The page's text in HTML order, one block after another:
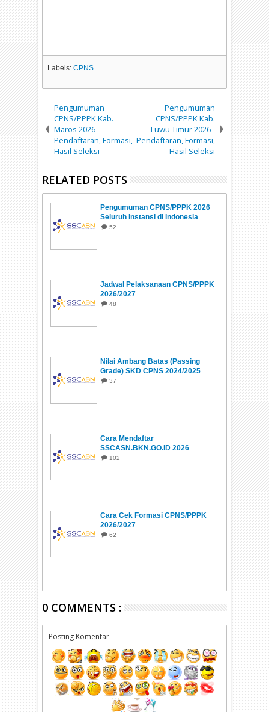
Labels:CPNS
Pengumuman
CPNS/PPPK Kab.
Maros 2026 -
Pendaftaran, Formasi,
Hasil Seleksi
Pengumuman
CPNS/PPPK Kab.
Luwu Timur 2026 -
Pendaftaran, Formasi,
Hasil Seleksi
RELATED POSTS
Pengumuman CPNS/PPPK 2026
Seluruh Instansi di Indonesia
52
Jadwal Pelaksanaan CPNS/PPPK
2026/2027
48
Nilai Ambang Batas (Passing
Grade) SKD CPNS 2024/2025
37
Cara Mendaftar
SSCASN.BKN.GO.ID 2026
102
Cara Cek Formasi CPNS/PPPK
2026/2027
62
0 COMMENTS :
Posting Komentar